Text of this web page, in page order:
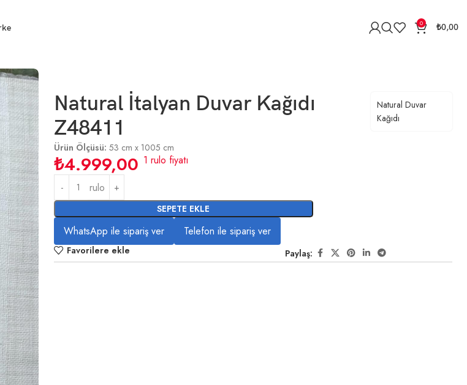
0 ₺0,00
Natural İtalyan Duvar Kağıdı
Z48411
Natural Duvar
Kağıdı
Ürün Ölçüsü: 53 cm x 1005 cm
₺4.999,00 1 rulo fiyatı
rulo
SEPETE EKLE
WhatsApp ile sipariş ver Telefon ile sipariş ver
Favorilere ekle Paylaş: